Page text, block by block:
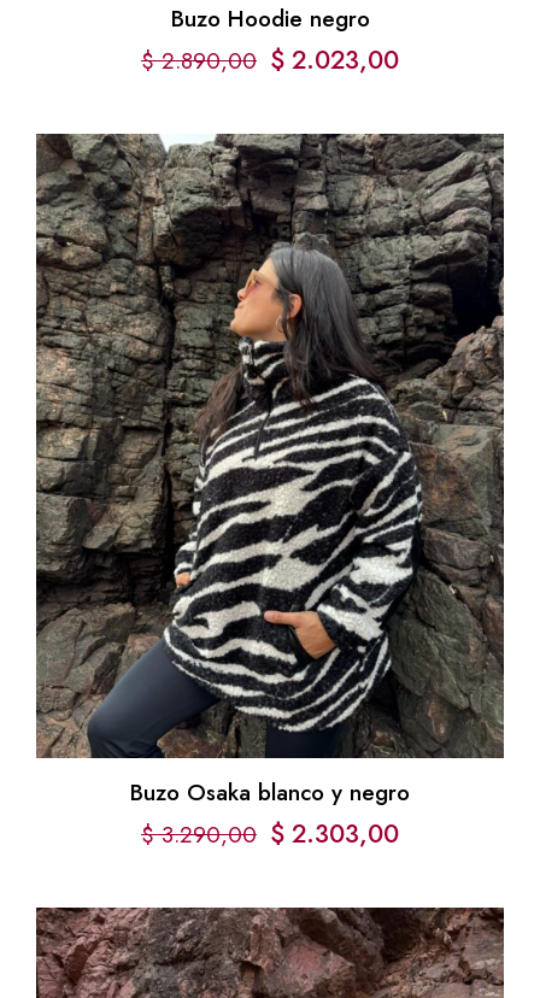
Buzo Hoodie negro
$2.890,00 $ 2.023,00
Buzo Osaka blanco y negro
$3.290,00 $ 2.303,00